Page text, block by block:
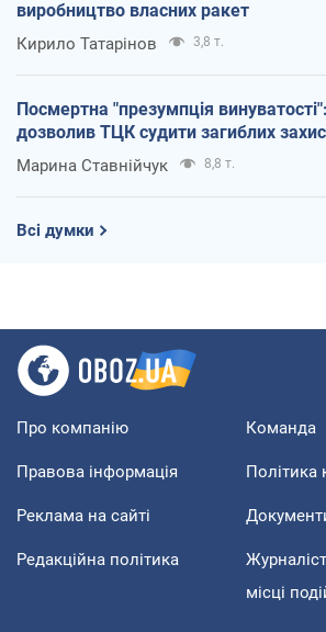
виробництво власних ракет
Кирило Татарінов 3,8 т.
Посмертна "презумпція
дозволив ТЦК судити загиблих
Марина Ставнійчук 8,8 т.
Всі думки
Про компанію Команда
Правова інформація Політика
Реклама на сайті
Редакційна політика
місці